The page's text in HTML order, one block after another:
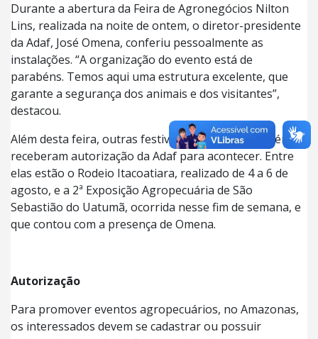
Durante a abertura da Feira de Agronegócios Nilton
Lins, realizada na noite de ontem, o diretor-presidente
da Adaf, José Omena, conferiu pessoalmente as
instalações. “A organização do evento está de
parabéns. Temos aqui uma estrutura excelente, que
garante a segurança dos animais e dos visitantes”,
destacou.
Além desta feira, outras festividades do tipo também
receberam autorização da Adaf para acontecer. Entre
elas estão o Rodeio Itacoatiara, realizado de 4 a 6 de
agosto, e a 2ª Exposição Agropecuária de São
Sebastião do Uatumã, ocorrida nesse fim de semana, e
que contou com a presença de Omena.
Autorização
Para promover eventos agropecuários, no Amazonas,
os interessados devem se cadastrar ou possuir